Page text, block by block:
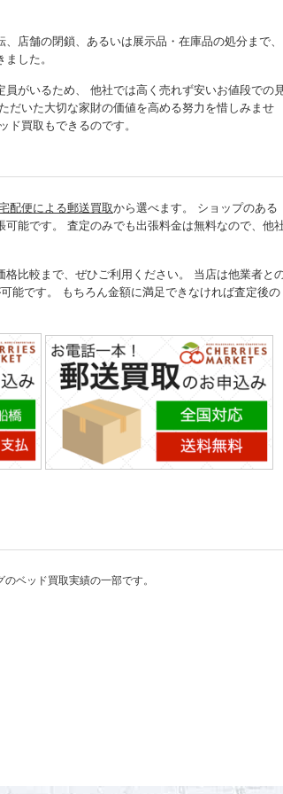
店舗の閉鎖、あるいは展示品・在庫品の処分まで、
した。
がいるため、 他社では高く売れず安いお値段での
だいた大切な家財の価値を高める努力を惜しみませ
買取もできるのです。
配便による郵送買取から選べます。 ショップのある
能です。 査定のみでも出張料金は無料なので、他
比較まで、ぜひご利用ください。 当店は他業者と
能です。 もちろん金額に満足できなければ査定後の
ベッド買取実績の一部です。